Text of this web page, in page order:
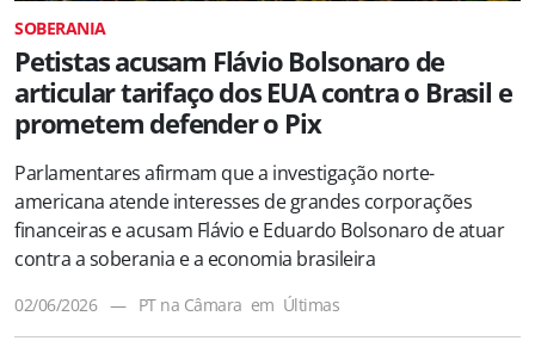
SOBERANIA
Petistas acusam Flávio Bolsonaro de
articular tarifaço dos EUA contra o Brasil e
prometem defender o Pix
Parlamentares afirmam que a investigação norte-
americana atende interesses de grandes corporações
financeiras e acusam Flávio e Eduardo Bolsonaro de atuar
contra a soberania e a economia brasileira
02/06/2026 — PT na Câmara em Últimas